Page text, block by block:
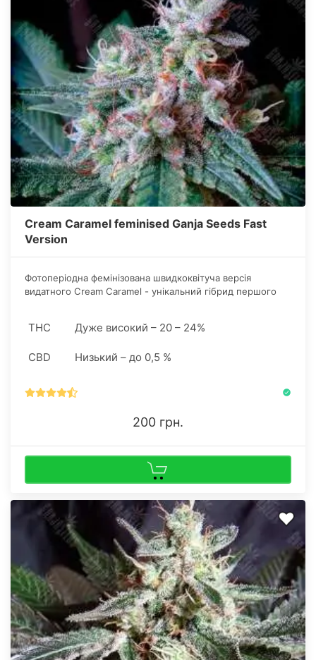
Cream Caramel feminised Ganja Seeds Fast
Version
Фотоперіодна фемінізована швидкоквітуча версія
видатного Cream Caramel - унікальний гібрид першого
THC Дуже високий – 20 – 24%
CBD Низький – до 0,5 %
200 грн.